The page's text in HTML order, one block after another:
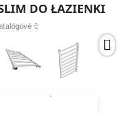
DO ŁAZIENKI
č